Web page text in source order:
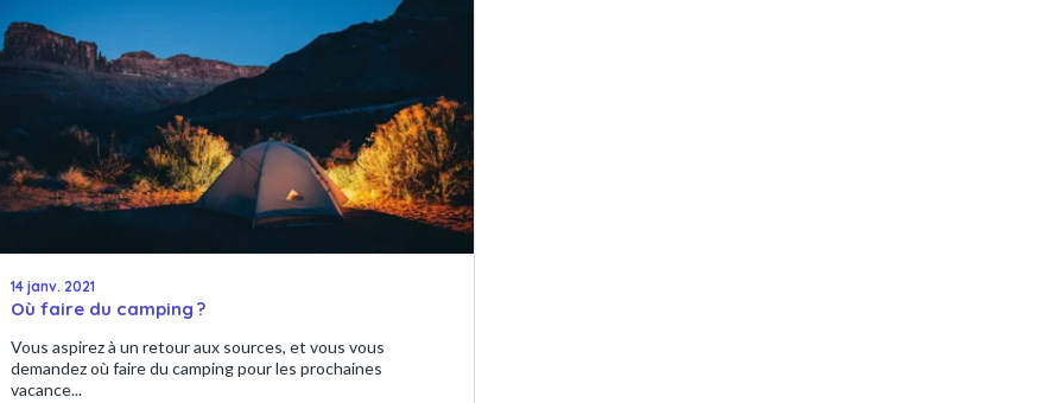
14 janv. 2021
Où faire du camping ?
Vous aspirez à un retour aux sources, et vous vous
demandez où faire du camping pour les prochaines
vacance...